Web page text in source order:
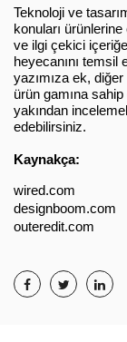
Teknoloji ve
konuları
ve ilgi çekici
heyecanını temsil
yazımıza ek,
ürün gamına
yakından
edebilirsiniz.
Kaynakça:
wired.com
designboom.com
outeredit.com